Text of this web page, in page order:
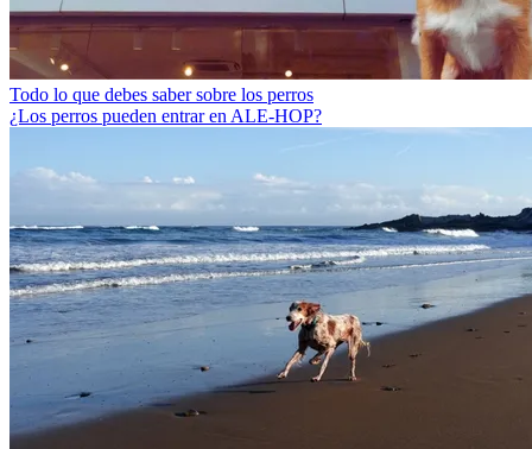
Todo lo que debes saber sobre los perros
¿Los perros pueden entrar en ALE-HOP?